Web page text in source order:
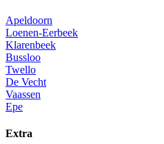
Apeldoorn
Loenen-Eerbeek
Klarenbeek
Bussloo
Twello
De Vecht
Vaassen
Epe
Extra